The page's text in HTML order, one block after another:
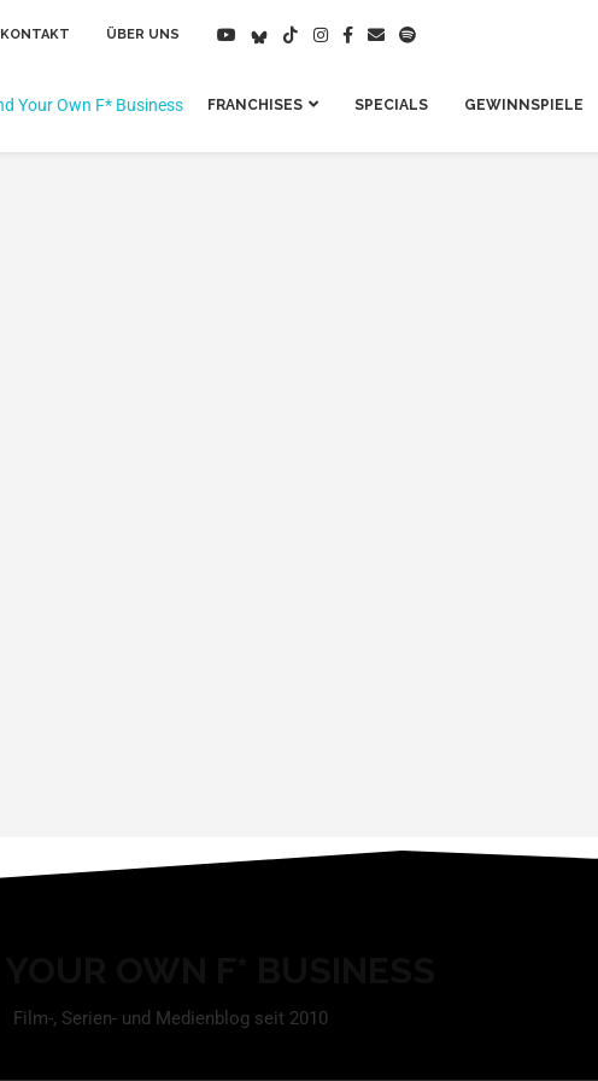
KONTAKT ÜBER UNS
FRANCHISES SPECIALS GEWINNSPIELE
Film-, Serien- und Medienblog seit 2010